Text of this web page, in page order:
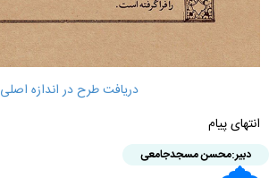
دریافت طرح در اندازه اصلی
انتهای پیام
دبیر:محسن مسجدجامعی